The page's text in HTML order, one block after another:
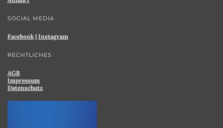
SOCIAL MEDIA
Facebook | Instagram
RECHTLICHES
AGB
Impressum
Datenschutz